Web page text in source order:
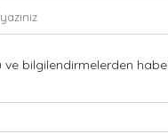
bilgilendirmelerden